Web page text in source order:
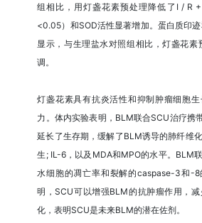
组相比，用灯盏花素预处理降低了I / R
<0.05）和SOD活性显著增加。蛋白质印
显示，与生理盐水对照组相比，灯盏花
调。
灯盏花素具有抗炎活性和抑制肿瘤细胞
力。体内实验表明，BLM联合SCU治疗携
延长了生存期，缓解了BLM诱导的肺纤维
生; IL-6，以及MDA和MPO的水平。BLM
水细胞的凋亡率和裂解的caspase-3和-8
明，SCU可以增强BLM的抗肿瘤作用，
化，表明SCU是未来BLM的潜在佐剂。